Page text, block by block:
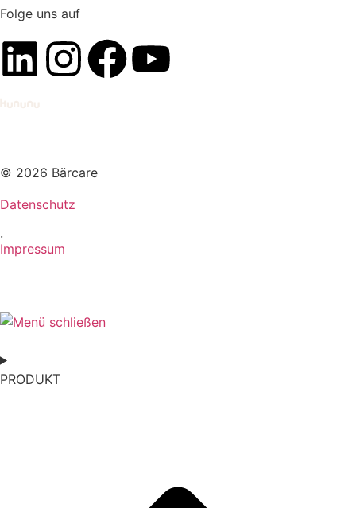
Folge uns auf
© 2026 Bärcare
Datenschutz
·
Impressum
PRODUKT